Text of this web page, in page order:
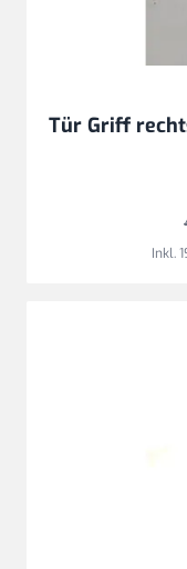
Tür Griff
Inkl.